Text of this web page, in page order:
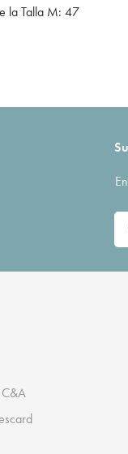
la Talla M: 47